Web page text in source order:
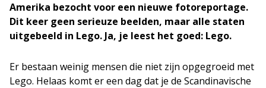
Amerika bezocht voor een nieuwe fotoreportage.
Dit keer geen serieuze beelden, maar alle staten
uitgebeeld in Lego. Ja, je leest het goed: Lego.
Er bestaan weinig mensen die niet zijn opgegroeid met
Lego. Helaas komt er een dag dat je de Scandinavische